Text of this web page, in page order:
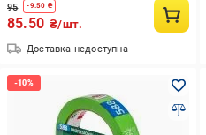
95 -9.50 ₴
85.50 ₴/шт.
Доставка недоступна